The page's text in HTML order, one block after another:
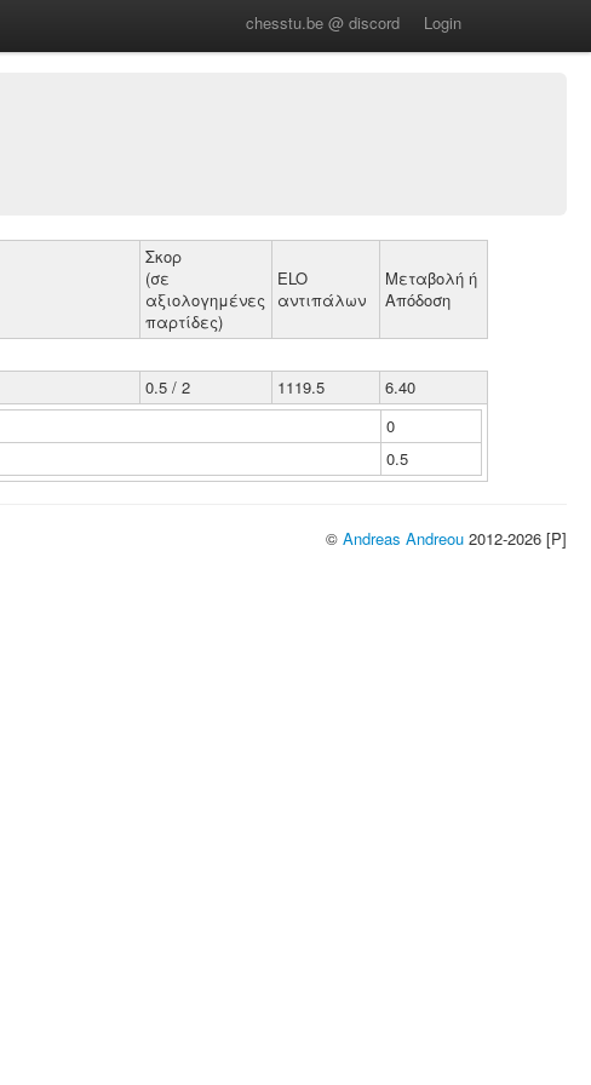
chesstu.be @ discord Login
Σκορ
(σε
αξιολογημένες
παρτίδες)
ELO
αντιπάλων
Μεταβολή ή
Απόδοση
0.5 / 2 1119.5
6.40
0
0.5
© Andreas Andreou 2012-2026 [P]